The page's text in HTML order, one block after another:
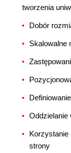
tworzenia
Dobór
Skalowalne
Oddzielanie
Korzystanie
strony